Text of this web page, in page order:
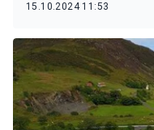
15.10.2024 11:53